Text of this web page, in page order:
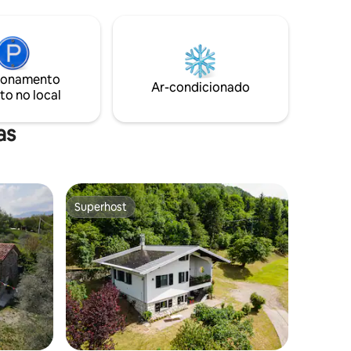
no local
Ar-condicionado
Superhost
Superhost